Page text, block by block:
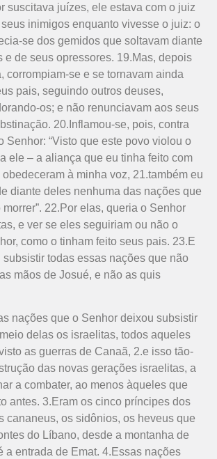
suscitava juízes, ele estava com o juiz
inimigos enquanto vivesse o juiz: o
se dos gemidos que soltavam diante
e de seus opressores. 19.Mas, depois
corrompiam-se e se tornavam ainda
pais, seguindo outros deuses,
os; e não renunciavam aos seus
20.Inflamou-se, pois, contra
Senhor: “Visto que este povo violou o
ele – a aliança que eu tinha feito com
à minha voz, 21.também eu
diante deles nenhuma das nações que
22.Por elas, queria o Senhor
e ver se eles seguiriam ou não o
como o tinham feito seus pais. 23.E
todas essas nações que não
mãos de Josué, e não as quis
nações que o Senhor deixou subsistir
delas os israelitas, todos aqueles
as guerras de Canaã, 2.e isso tão-
das novas gerações israelitas, a
a combater, ao menos àqueles que
antes. 3.Eram os cinco príncipes dos
cananeus, os sidônios, os heveus que
do Líbano, desde a montanha de
a entrada de Emat. 4.Essas nações